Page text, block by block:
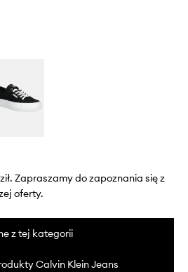
Zapraszamy do zapoznania się z
oferty.
z tej kategorii
Calvin Klein Jeans